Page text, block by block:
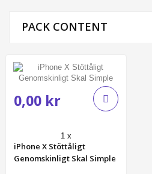
PACK CONTENT
0,00 kr
1 x
iPhone X Stöttåligt
Genomskinligt Skal Simple